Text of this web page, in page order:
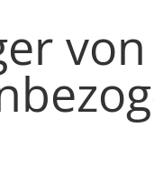
von